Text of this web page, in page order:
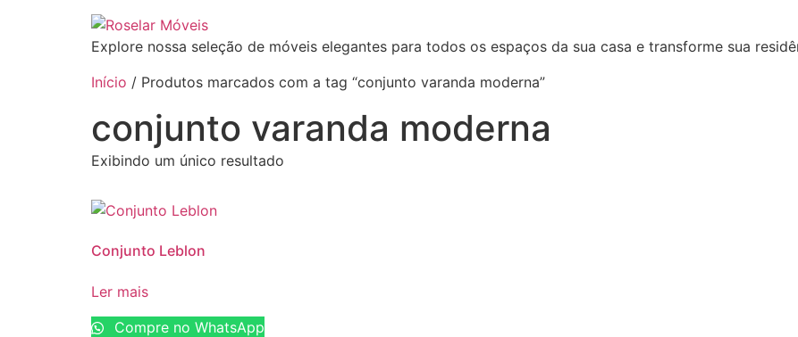
Explore nossa seleção de móveis elegantes para todos os espaços da sua casa e transforme sua
Início / Produtos marcados com a tag “conjunto varanda moderna”
conjunto varanda moderna
Exibindo um único resultado
Conjunto Leblon
Ler mais
Compre no WhatsApp